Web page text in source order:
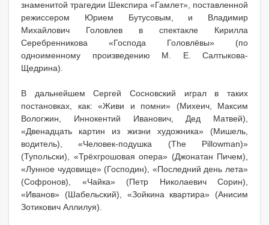
знаменитой трагедии Шекспира «Гамлет», поставленной
режиссером Юрием Бутусовым, и Владимир
Михайлович Головлев в спектакле Кирилла
Серебренникова «Господа Головлёвы» (по
одноименному произведению М. Е. Салтыкова-
Щедрина).
В дальнейшем Сергей Сосновский играл в таких
постановках, как: «Живи и помни» (Михеич, Максим
Вологжин, Иннокентий Иванович, Дед Матвей),
«Двенадцать картин из жизни художника» (Мишель,
водитель), «Человек-подушка (The Pillowman)»
(Тупольски), «Трёхгрошовая опера» (Джонатан Пичем),
«Лунное чудовище» (Господин), «Последний день лета»
(Софронов), «Чайка» (Петр Николаевич Сорин),
«Иванов» (Шабельский), «Зойкина квартира» (Анисим
Зотикович Аллилуя).